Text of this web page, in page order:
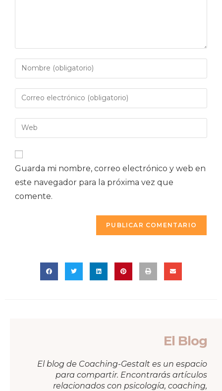
Guarda mi nombre, correo electrónico y web en
este navegador para la próxima vez que
comente.
El Blog
El blog de Coaching-Gestalt es un espacio
para compartir. Encontrarás artículos
relacionados con psicología, coaching,